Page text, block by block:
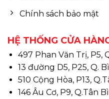
Chính sách bảo mật
HỆ THỐNG CỬA
497 Phan Văn Trị, P5,
13 đường D5, P25, Q.
510 Cộng Hòa, P13,
146 Âu Cơ, P9, Q.Tân